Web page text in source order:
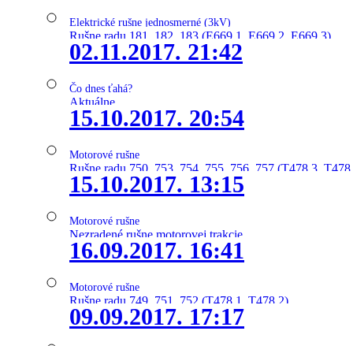
Elektrické rušne jednosmerné (3kV)
Rušne radu 181, 182, 183 (E669.1, E669.2, E669.3)
02.11.2017. 21:42
Čo dnes ťahá?
Aktuálne
15.10.2017. 20:54
Motorové rušne
Rušne radu 750, 753, 754, 755, 756, 757 (T478.3,
15.10.2017. 13:15
Motorové rušne
Nezradené rušne motorovej trakcie
16.09.2017. 16:41
Motorové rušne
Rušne radu 749, 751, 752 (T478.1, T478.2)
09.09.2017. 17:17